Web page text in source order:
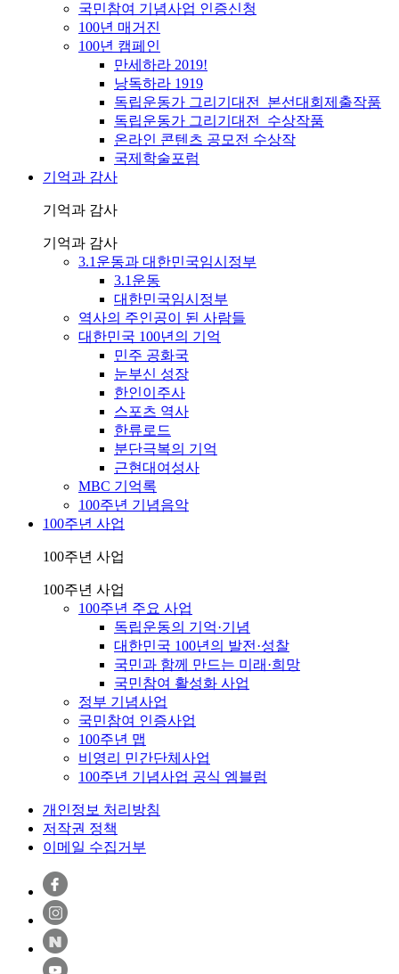
국민참여 기념사업 인증신청
100년 매거진
100년 캠페인
만세하라 2019!
낭독하라 1919
독립운동가 그리기대전_본선대회제출작품
독립운동가 그리기대전_수상작품
온라인 콘텐츠 공모전 수상작
국제학술포럼
기억과 감사
기억과 감사
기억과 감사
3.1운동과 대한민국임시정부
3.1운동
대한민국임시정부
역사의 주인공이 된 사람들
대한민국 100년의 기억
민주 공화국
눈부신 성장
한인이주사
스포츠 역사
한류로드
분단극복의 기억
근현대여성사
MBC 기억록
100주년 기념음악
100주년 사업
100주년 사업
100주년 사업
100주년 주요 사업
독립운동의 기억·기념
대한민국 100년의 발전·성찰
국민과 함께 만드는 미래·희망
국민참여 활성화 사업
정부 기념사업
국민참여 인증사업
100주년 맵
비영리 민간단체사업
100주년 기념사업 공식 엠블럼
개인정보 처리방침
저작권 정책
이메일 수집거부